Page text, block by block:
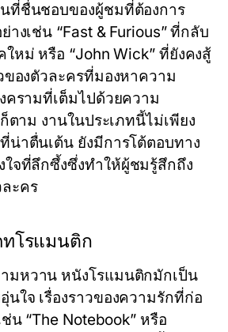
ที่ชื่นชอบของผู้ชมที่ต้องการ
งเช่น “Fast & Furious” ที่กลับ
หม่ หรือ “John Wick” ที่ยังคงสู้
ของตัวละครที่มองหาความ
ครามที่เต็มไปด้วยความ
ตาม งานในประเภทนี้ไม่เพียง
น่าตื่นเต้น ยังมีการโต้ตอบทาง
จที่ลึกซึ้งซึ่งทำให้ผู้ชมรู้สึกถึง
ะคร
ทโรแมนติก
มหวาน หนังโรแมนติกมักเป็น
ใจ เรื่องราวของความรักที่ก่อ
น “The Notebook” หรือ